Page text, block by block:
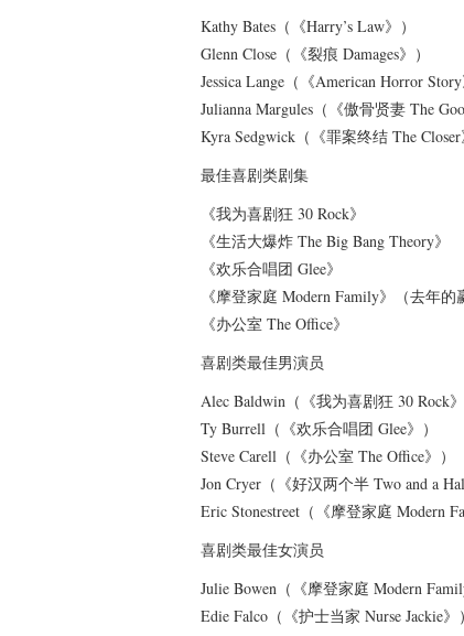
Kathy Bates（《Harry’s Law》）
Glenn Close（《裂痕 Damages》）
Jessica Lange（《American Horror Story
Julianna Margules（《傲骨贤妻 The
Kyra Sedgwick（《罪案终结 The Closer
最佳喜剧类剧集
《我为喜剧狂 30 Rock》
《生活大爆炸 The Big Bang Theory》
《欢乐合唱团 Glee》
《摩登家庭 Modern Family》（去年的
《办公室 The Office》
喜剧类最佳男演员
Alec Baldwin（《我为喜剧狂 30 Rock
Ty Burrell（《欢乐合唱团 Glee》）
Steve Carell（《办公室 The Office》）
Jon Cryer（《好汉两个半 Two and a
Eric Stonestreet（《摩登家庭 Modern
喜剧类最佳女演员
Julie Bowen（《摩登家庭 Modern
Edie Falco（《护士当家 Nurse Jackie》）